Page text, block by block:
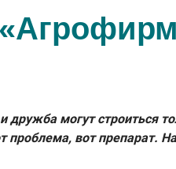
дружба могут
вот препарат.